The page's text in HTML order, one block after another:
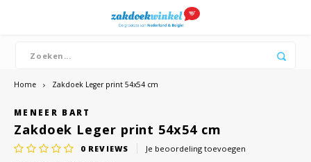
Hoofdmenu / boeren zakdoeken
Bandana's
Hoofdmenu / dames
Zakdoeken
Hoofdmenu / heren
Zakdoeken
Hoofdmenu / merken
Dutch zakdoeken
Home Zakdoek Leger print 54x54 cm
MENEER BART
Zakdoek Leger print 54x54 cm
0 REVIEWS Je beoordeling toevoegen